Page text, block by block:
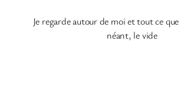
Je regarde autour de moi et tout ce que
néant, le vide